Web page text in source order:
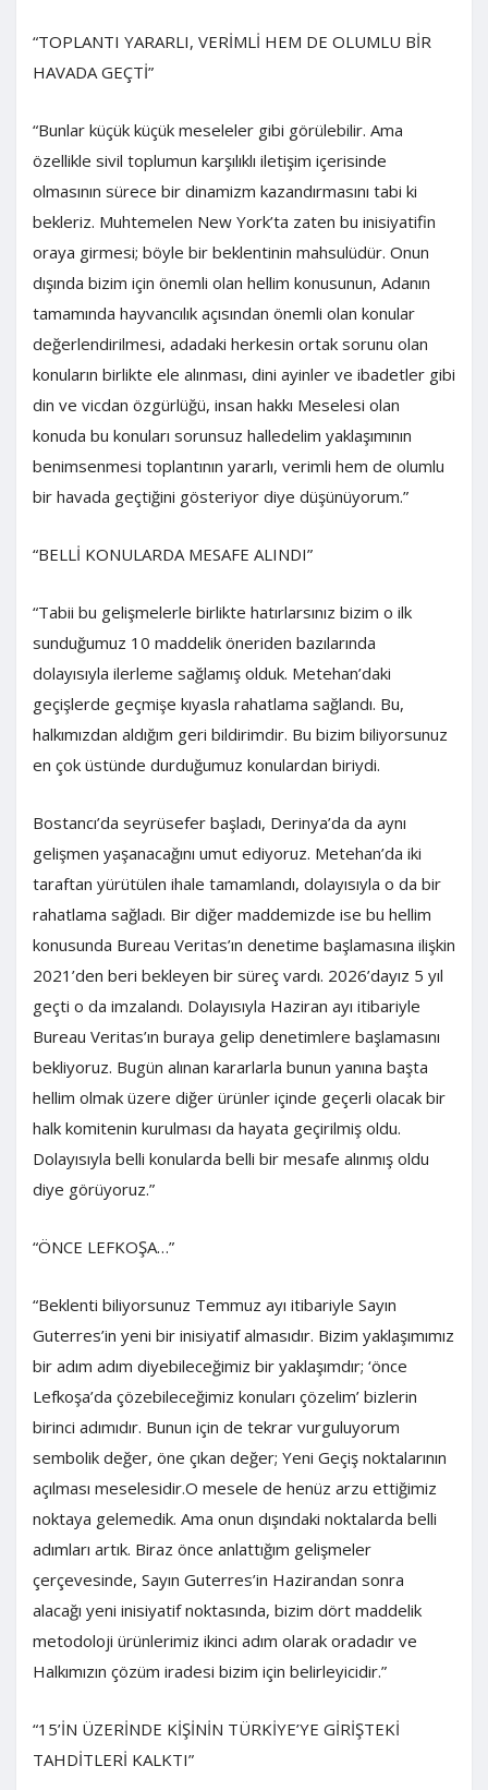
“TOPLANTI YARARLI, VERİMLİ HEM DE OLUMLU BİR
HAVADA GEÇTİ”
“Bunlar küçük küçük meseleler gibi görülebilir. Ama
özellikle sivil toplumun karşılıklı iletişim içerisinde
olmasının sürece bir dinamizm kazandırmasını tabi ki
bekleriz. Muhtemelen New York’ta zaten bu inisiyatifin
oraya girmesi; böyle bir beklentinin mahsulüdür. Onun
dışında bizim için önemli olan hellim konusunun, Adanın
tamamında hayvancılık açısından önemli olan konular
değerlendirilmesi, adadaki herkesin ortak sorunu olan
konuların birlikte ele alınması, dini ayinler ve ibadetler gibi
din ve vicdan özgürlüğü, insan hakkı Meselesi olan
konuda bu konuları sorunsuz halledelim yaklaşımının
benimsenmesi toplantının yararlı, verimli hem de olumlu
bir havada geçtiğini gösteriyor diye düşünüyorum.”
“BELLİ KONULARDA MESAFE ALINDI”
“Tabii bu gelişmelerle birlikte hatırlarsınız bizim o ilk
sunduğumuz 10 maddelik öneriden bazılarında
dolayısıyla ilerleme sağlamış olduk. Metehan’daki
geçişlerde geçmişe kıyasla rahatlama sağlandı. Bu,
halkımızdan aldığım geri bildirimdir. Bu bizim biliyorsunuz
en çok üstünde durduğumuz konulardan biriydi.
Bostancı’da seyrüsefer başladı, Derinya’da da aynı
gelişmen yaşanacağını umut ediyoruz. Metehan’da iki
taraftan yürütülen ihale tamamlandı, dolayısıyla o da bir
rahatlama sağladı. Bir diğer maddemizde ise bu hellim
konusunda Bureau Veritas’ın denetime başlamasına ilişkin
2021’den beri bekleyen bir süreç vardı. 2026’dayız 5 yıl
geçti o da imzalandı. Dolayısıyla Haziran ayı itibariyle
Bureau Veritas’ın buraya gelip denetimlere başlamasını
bekliyoruz. Bugün alınan kararlarla bunun yanına başta
hellim olmak üzere diğer ürünler içinde geçerli olacak bir
halk komitenin kurulması da hayata geçirilmiş oldu.
Dolayısıyla belli konularda belli bir mesafe alınmış oldu
diye görüyoruz.”
“ÖNCE LEFKOŞA…”
“Beklenti biliyorsunuz Temmuz ayı itibariyle Sayın
Guterres’in yeni bir inisiyatif almasıdır. Bizim yaklaşımımız
bir adım adım diyebileceğimiz bir yaklaşımdır; ‘önce
Lefkoşa’da çözebileceğimiz konuları çözelim’ bizlerin
birinci adımıdır. Bunun için de tekrar vurguluyorum
sembolik değer, öne çıkan değer; Yeni Geçiş noktalarının
açılması meselesidir.O mesele de henüz arzu ettiğimiz
noktaya gelemedik. Ama onun dışındaki noktalarda belli
adımları artık. Biraz önce anlattığım gelişmeler
çerçevesinde, Sayın Guterres’in Hazirandan sonra
alacağı yeni inisiyatif noktasında, bizim dört maddelik
metodoloji ürünlerimiz ikinci adım olarak oradadır ve
Halkımızın çözüm iradesi bizim için belirleyicidir.”
“15’İN ÜZERİNDE KİŞİNİN TÜRKİYE’YE GİRİŞTEKİ
TAHDİTLERİ KALKTI”